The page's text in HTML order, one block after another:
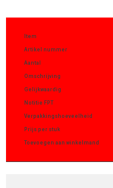
Item
Artikel nummer
Aantal
Omschrijving
Gelijkwaardig
Notitie FPT
Verpakkingshoeveelheid
Prijs per stuk
Toevoegen aan winkelmand